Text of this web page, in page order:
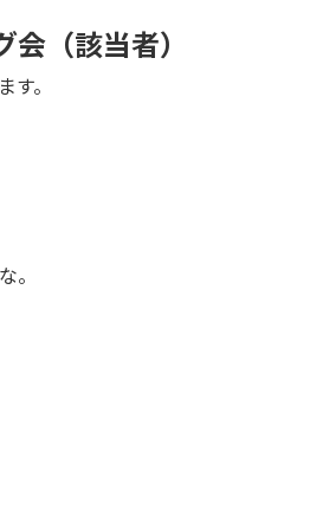
（該当者）
。
。